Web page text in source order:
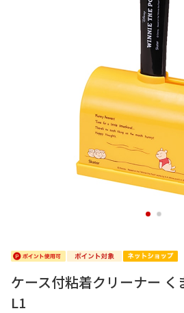
1 2
ケース付粘着クリーナー く
L1